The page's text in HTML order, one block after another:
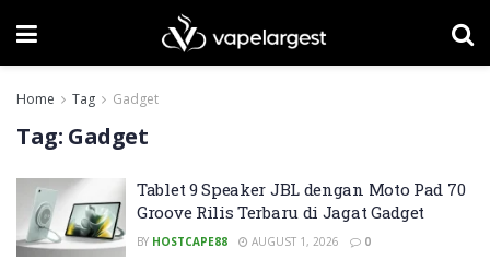
Home Tag Gadget
Tag: Gadget
Tablet 9 Speaker JBL dengan Moto Pad 70
Groove Rilis Terbaru di Jagat Gadget
BY HOSTCAPE88 AUGUST 1, 2026 0